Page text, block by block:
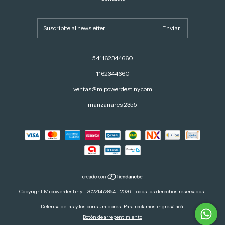
541162344660
1162344660
ventas@mipowerdestiny.com
manzanares 2355
Copyright Mipowerdestiny - 20221472854 - 2026. Todos los derechos reservados.
Defensa de las y los consumidores. Para reclamos ingresá acá.
Botón de arrepentimiento